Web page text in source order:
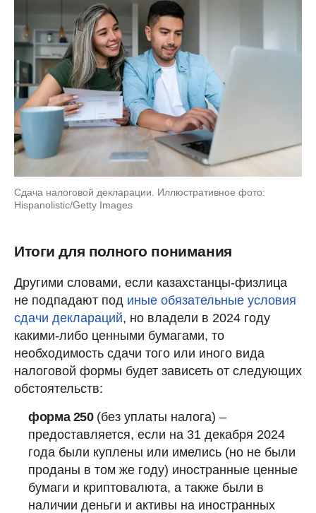
Сдача налоговой декларации. Иллюстративное фото:
Hispanolistic/Getty Images
Итоги для полного понимания
Другими словами, если казахстанцы-физлица
не подпадают под иные обязательные условия
сдачи деклараций, но владели в 2024 году
какими-либо ценными бумагами, то
необходимость сдачи того или иного вида
налоговой формы будет зависеть от следующих
обстоятельств:
форма 250 (без уплаты налога) –
предоставляется, если на 31 декабря 2024
года были куплены или имелись (но не были
проданы в том же году) иностранные ценные
бумаги и криптовалюта, а также были в
наличии деньги и активы на иностранных